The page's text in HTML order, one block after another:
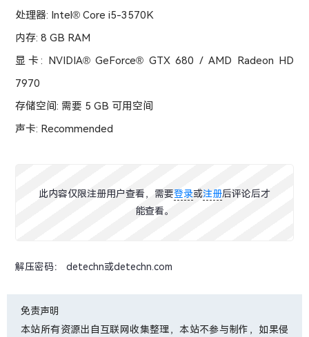
处理器: Intel® Core i5-3570K
内存: 8 GB RAM
显卡: NVIDIA® GeForce® GTX 680 / AMD Radeon HD
7970
存储空间: 需要 5 GB 可用空间
声卡: Recommended
此内容仅限注册用户查看，需要登录或注册后评论后才
能查看。
解压密码： detechn或detechn.com
免责声明
本站所有资源出自互联网收集整理，本站不参与制作，如果侵